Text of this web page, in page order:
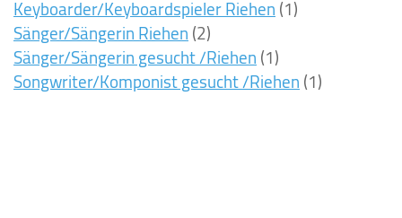
Keyboarder/Keyboardspieler Riehen(1)
Sänger/Sängerin Riehen(2)
Sänger/Sängerin gesucht /Riehen(1)
Songwriter/Komponist gesucht /Riehen(1)